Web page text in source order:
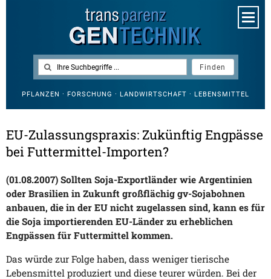
PFLANZEN · FORSCHUNG · LANDWIRTSCHAFT · LEBENSMITTEL
EU-Zulassungspraxis: Zukünftig Engpässe
bei Futtermittel-Importen?
(01.08.2007) Sollten Soja-Exportländer wie Argentinien
oder Brasilien in Zukunft großflächig gv-Sojabohnen
anbauen, die in der EU nicht zugelassen sind, kann es für
die Soja importierenden EU-Länder zu erheblichen
Engpässen für Futtermittel kommen.
Das würde zur Folge haben, dass weniger tierische
Lebensmittel produziert und diese teurer würden. Bei der